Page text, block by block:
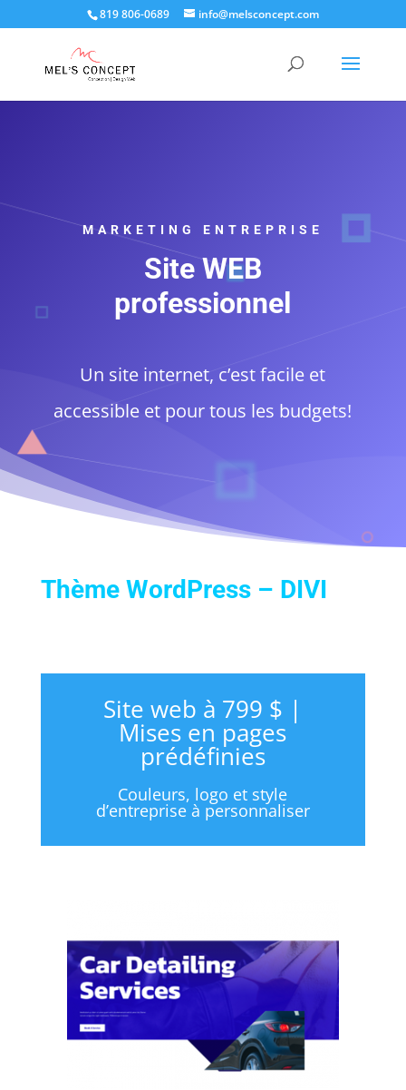
819 806-0689 info@melsconcept.com
MARKETING ENTREPRISE
Site WEB
professionnel
Un site internet, c’est facile et
accessible et pour tous les budgets!
Thème WordPress – DIVI
Site web à 799 $ |
Mises en pages
prédéfinies
Couleurs, logo et style
d’entreprise à personnaliser